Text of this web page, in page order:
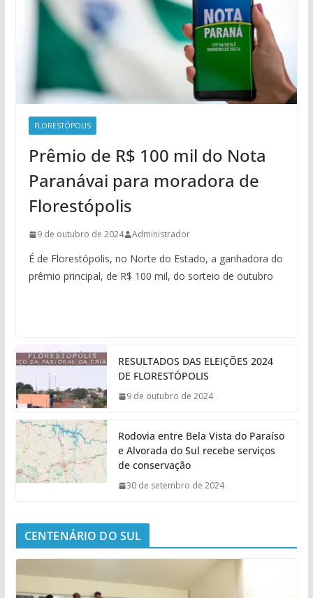
FLORESTÓPOLIS
Prêmio de R$ 100 mil do Nota
Paranávai para moradora de
Florestópolis
9 de outubro de 2024 Administrador
É de Florestópolis, no Norte do Estado, a ganhadora do
prêmio principal, de R$ 100 mil, do sorteio de outubro
RESULTADOS DAS ELEIÇÕES 2024
DE FLORESTÓPOLIS
9 de outubro de 2024
Rodovia entre Bela Vista do Paraíso
e Alvorada do Sul recebe serviços
de conservação
30 de setembro de 2024
CENTENÁRIO DO SUL